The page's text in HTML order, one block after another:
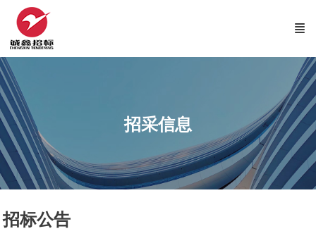
招采信息
招标公告